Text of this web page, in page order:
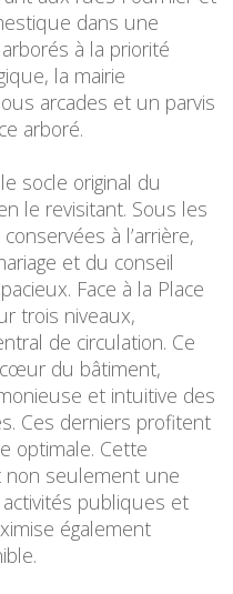
dans une
à la priorité
la mairie
arcades et un parvis
arboré.
socle original du
le revisitant. Sous les
à l’arrière,
et du conseil
Face à la Place
trois niveaux,
de circulation. Ce
du bâtiment,
et intuitive des
Ces derniers profitent
optimale. Cette
non seulement une
publiques et
également